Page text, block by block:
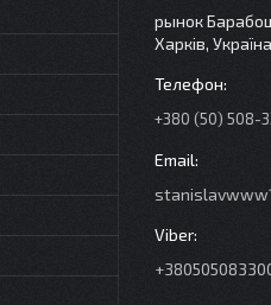
рынок
Харків, Україна
+380 (50) 508-